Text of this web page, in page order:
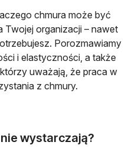
chmura może być
Twojej organizacji – nawet
Porozmawiamy
i elastyczności, a także
uważają, że praca w
z chmury.
wystarczają?